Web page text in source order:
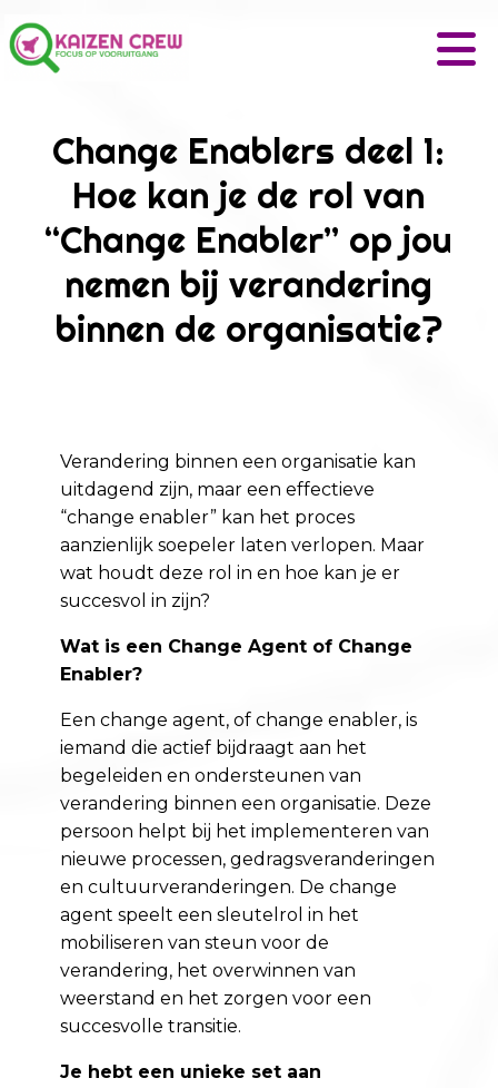
Change Enablers deel 1:
Hoe kan je de rol van
“Change Enabler” op jou
nemen bij verandering
binnen de organisatie?
Verandering binnen een organisatie kan
uitdagend zijn, maar een effectieve
“change enabler” kan het proces
aanzienlijk soepeler laten verlopen. Maar
wat houdt deze rol in en hoe kan je er
succesvol in zijn?
Wat is een Change Agent of Change
Enabler?
Een change agent, of change enabler, is
iemand die actief bijdraagt aan het
begeleiden en ondersteunen van
verandering binnen een organisatie. Deze
persoon helpt bij het implementeren van
nieuwe processen, gedragsveranderingen
en cultuurveranderingen. De change
agent speelt een sleutelrol in het
mobiliseren van steun voor de
verandering, het overwinnen van
weerstand en het zorgen voor een
succesvolle transitie.
Je hebt een unieke set aan